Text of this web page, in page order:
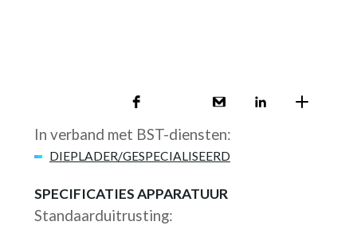
In verband met BST-diensten:
DIEPLADER/GESPECIALISEERD
SPECIFICATIES APPARATUUR
Standaarduitrusting: